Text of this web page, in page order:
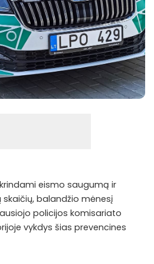
eismo saugumą ir
balandžio mėnesį
policijos komisariato
vykdys šias prevencines